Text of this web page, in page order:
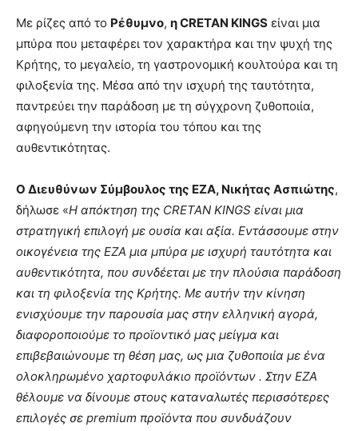
Με ρίζες από το Ρέθυμνο, η CRETAN KINGS είναι μια
μπύρα που μεταφέρει τον χαρακτήρα και την ψυχή της
Κρήτης, το μεγαλείο, τη γαστρονομική κουλτούρα και τη
φιλοξενία της. Μέσα από την ισχυρή της ταυτότητα,
παντρεύει την παράδοση με τη σύγχρονη ζυθοποιία,
αφηγούμενη την ιστορία του τόπου και της
αυθεντικότητας.
O Διευθύνων Σύμβουλος της ΕΖΑ, Νικήτας Ασπιώτης,
δήλωσε «Η απόκτηση της CRETAN KINGS είναι μια
στρατηγική επιλογή με ουσία και αξία. Εντάσσουμε στην
οικογένεια της ΕΖΑ μια μπύρα με ισχυρή ταυτότητα και
αυθεντικότητα, που συνδέεται με την πλούσια παράδοση
και τη φιλοξενία της Κρήτης. Με αυτήν την κίνηση
ενισχύουμε την παρουσία μας στην ελληνική αγορά,
διαφοροποιούμε το προϊοντικό μας μείγμα και
επιβεβαιώνουμε τη θέση μας, ως μια ζυθοποιία με ένα
ολοκληρωμένο χαρτοφυλάκιο προϊόντων . Στην ΕΖΑ
θέλουμε να δίνουμε στους καταναλωτές περισσότερες
επιλογές σε premium προϊόντα που συνδυάζουν